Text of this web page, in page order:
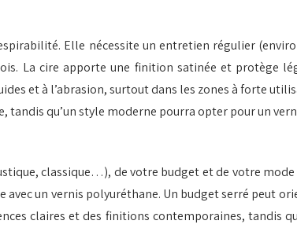
Elle nécessite un entretien régulier
La cire apporte une finition satinée et protège
et à l’abrasion, surtout dans les zones à forte
qu’un style moderne pourra opter pour un
classique…), de votre budget et de votre
un vernis polyuréthane. Un budget serré peut
claires et des finitions contemporaines, tandis